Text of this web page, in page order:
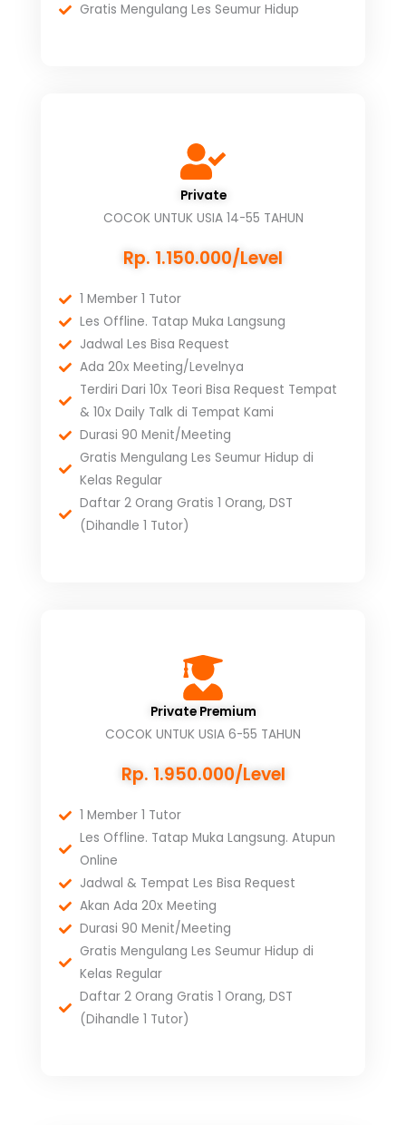
Gratis Mengulang Les Seumur Hidup
Private
COCOK UNTUK USIA 14-55 TAHUN
Rp. 1.150.000/Level
1 Member 1 Tutor
Les Offline. Tatap Muka Langsung
Jadwal Les Bisa Request
Ada 20x Meeting/Levelnya
Terdiri Dari 10x Teori Bisa Request Tempat
& 10x Daily Talk di Tempat Kami
Durasi 90 Menit/Meeting
Gratis Mengulang Les Seumur Hidup di
Kelas Regular
Daftar 2 Orang Gratis 1 Orang, DST
(Dihandle 1 Tutor)
Private Premium
COCOK UNTUK USIA 6-55 TAHUN
Rp. 1.950.000/Level
1 Member 1 Tutor
Les Offline. Tatap Muka Langsung. Atupun
Online
Jadwal & Tempat Les Bisa Request
Akan Ada 20x Meeting
Durasi 90 Menit/Meeting
Gratis Mengulang Les Seumur Hidup di
Kelas Regular
Daftar 2 Orang Gratis 1 Orang, DST
(Dihandle 1 Tutor)